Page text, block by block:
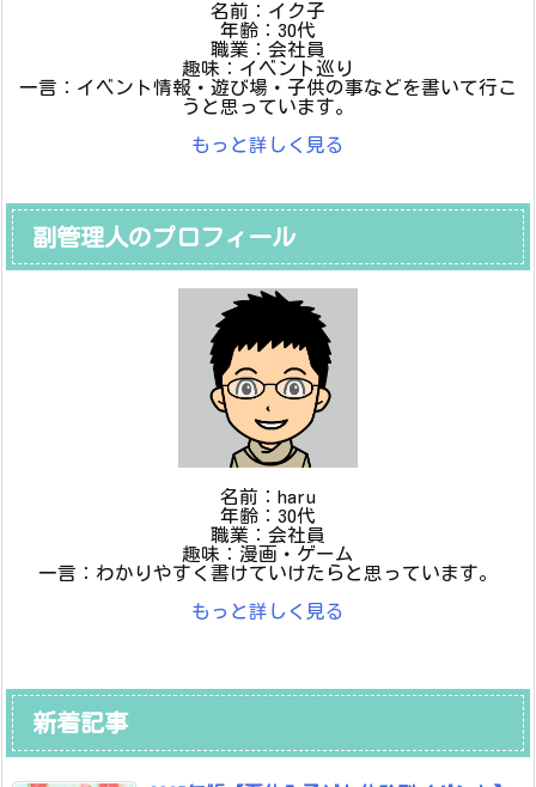
名前：イク子
年齢：30代
職業：会社員
趣味：イベント巡り
一言：イベント情報・遊び場・子供の事などを書いて行こ
うと思っています。
もっと詳しく見る
副管理人のプロフィール
名前：haru
年齢：30代
職業：会社員
趣味：漫画・ゲーム
一言：わかりやすく書けていけたらと思っています。
もっと詳しく見る
新着記事